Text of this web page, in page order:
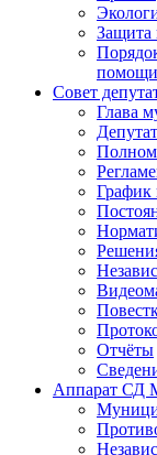
Защита
помощи
Совет
Глава
График
Отчёты
Аппарат СД